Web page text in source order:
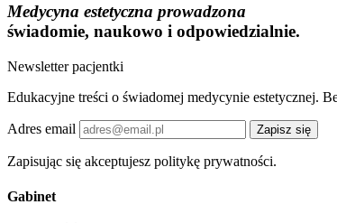
Medycyna estetyczna prowadzona
świadomie, naukowo i odpowiedzialnie.
Newsletter pacjentki
Edukacyjne treści o świadomej medycynie estetycznej.
Adres email Zapisz się
Zapisując się akceptujesz politykę prywatności.
Gabinet